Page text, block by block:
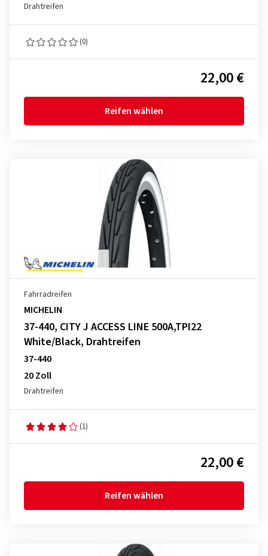
Drahtreifen
(0)
22,00 €
Reifen wählen
Fahrradreifen
MICHELIN
37-440, CITY J ACCESS LINE 500A,TPI22
White/Black, Drahtreifen
37-440
20 Zoll
Drahtreifen
(1)
22,00 €
Reifen wählen